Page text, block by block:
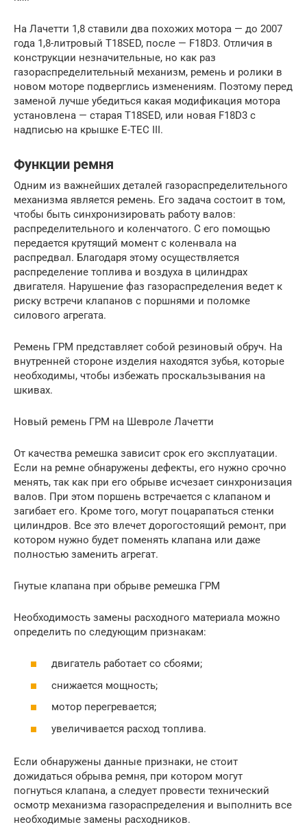
На Лачетти 1,8 ставили два похожих мотора — до 2007
года 1,8-литровый T18SED, после — F18D3. Отличия в
конструкции незначительные, но как раз
газораспределительный механизм, ремень и ролики в
новом моторе подверглись изменениям. Поэтому перед
заменой лучше убедиться какая модификация мотора
установлена — старая T18SED, или новая F18D3 с
надписью на крышке E-TEC III.
Функции ремня
Одним из важнейших деталей газораспределительного
механизма является ремень. Его задача состоит в том,
чтобы быть синхронизировать работу валов:
распределительного и коленчатого. С его помощью
передается крутящий момент с коленвала на
распредвал. Благодаря этому осуществляется
распределение топлива и воздуха в цилиндрах
двигателя. Нарушение фаз газораспределения ведет к
риску встречи клапанов с поршнями и поломке
силового агрегата.
Ремень ГРМ представляет собой резиновый обруч. На
внутренней стороне изделия находятся зубья, которые
необходимы, чтобы избежать проскальзывания на
шкивах.
Новый ремень ГРМ на Шевроле Лачетти
От качества ремешка зависит срок его эксплуатации.
Если на ремне обнаружены дефекты, его нужно срочно
менять, так как при его обрыве исчезает синхронизация
валов. При этом поршень встречается с клапаном и
загибает его. Кроме того, могут поцарапаться стенки
цилиндров. Все это влечет дорогостоящий ремонт, при
котором нужно будет поменять клапана или даже
полностью заменить агрегат.
Гнутые клапана при обрыве ремешка ГРМ
Необходимость замены расходного материала можно
определить по следующим признакам:
двигатель работает со сбоями;
снижается мощность;
мотор перегревается;
увеличивается расход топлива.
Если обнаружены данные признаки, не стоит
дожидаться обрыва ремня, при котором могут
погнуться клапана, а следует провести технический
осмотр механизма газораспределения и выполнить все
необходимые замены расходников.